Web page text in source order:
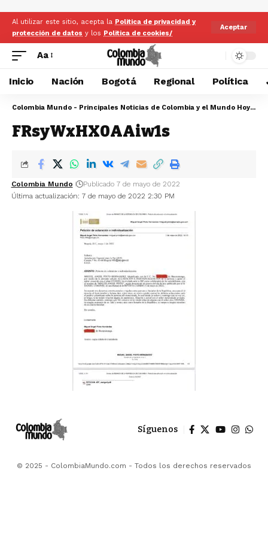
Al utilizar este sitio, acepta la Politica de privacidad y
protección de datos y los Politica de cookies/
Aceptar
Aa
Inicio Nación Bogotá Regional Política
Colombia Mundo - Principales Noticias de Colombia y el Mundo Hoy
>
FRsyWxHX0AAiw1s
Última actualización: 7 de mayo de 2022 2:30 PM
Colombia Mundo Publicado 7 de mayo de 2022
Síguenos
© 2025 - ColombiaMundo.com - Todos los derechos reservados